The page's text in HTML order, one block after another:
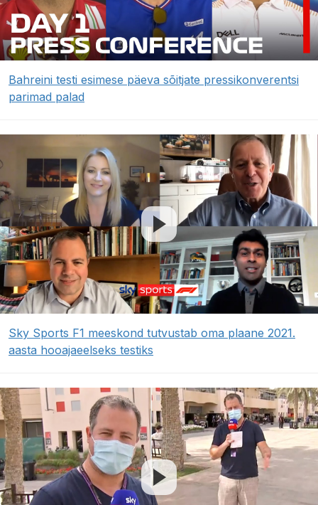
Bahreini testi esimese päeva sõitjate pressikonverentsi
parimad palad
Sky Sports F1 meeskond tutvustab oma plaane 2021.
aasta hooajaeelseks testiks